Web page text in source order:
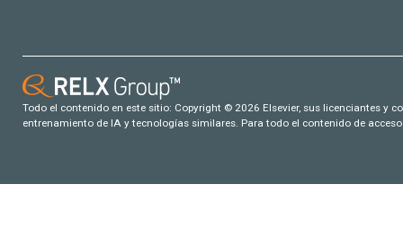
Todo el contenido en este sitio: Copyright © 2026 Elsevier, sus licenciantes y
entrenamiento de IA y tecnologías similares. Para todo el contenido de